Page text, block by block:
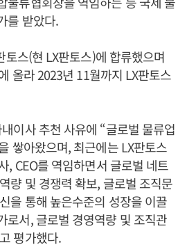
를 받았다.
스(현 LX판토스)에 합류했으며
올라 2023년 11월까지 LX판토스
이사 추천 사유에 “글로벌 물류업
쌓아왔으며, 최근에는 LX판토스
, CEO를 역임하면서 글로벌 네트
량 및 경쟁력 확보, 글로벌 조직문
을 통해 높은수준의 성장을 이끌
로서, 글로벌 경영역량 및 조직관
평가했다.